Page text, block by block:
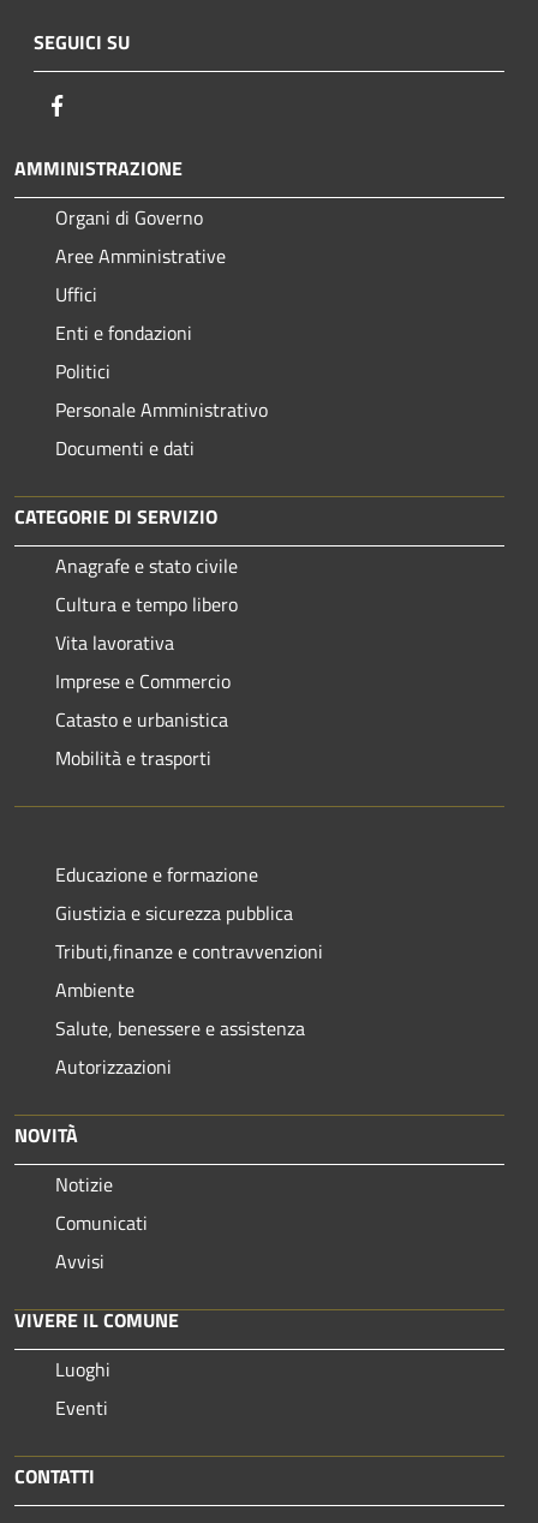
SEGUICI SU
AMMINISTRAZIONE
Organi di Governo
Aree Amministrative
Uffici
Enti e fondazioni
Politici
Personale Amministrativo
Documenti e dati
CATEGORIE DI SERVIZIO
Anagrafe e stato civile
Cultura e tempo libero
Vita lavorativa
Imprese e Commercio
Catasto e urbanistica
Mobilità e trasporti
Educazione e formazione
Giustizia e sicurezza pubblica
Tributi,finanze e contravvenzioni
Ambiente
Salute, benessere e assistenza
Autorizzazioni
NOVITÀ
Notizie
Comunicati
Avvisi
VIVERE IL COMUNE
Luoghi
Eventi
CONTATTI